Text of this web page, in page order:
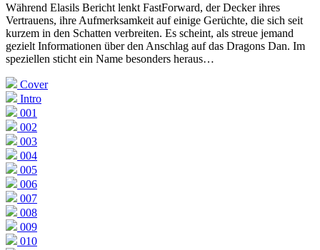
Während Elasils Bericht lenkt FastForward, der Decker ihres
Vertrauens, ihre Aufmerksamkeit auf einige Gerüchte, die sich seit
kurzem in den Schatten verbreiten. Es scheint, als streue jemand
gezielt Informationen über den Anschlag auf das Dragons Dan. Im
speziellen sticht ein Name besonders heraus…
Cover
Intro
001
002
003
004
005
006
007
008
009
010